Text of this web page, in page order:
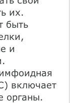
их.
быть
и
включает
органы.